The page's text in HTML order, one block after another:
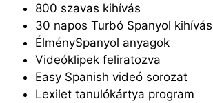
800 szavas kihívás
30 napos Turbó Spanyol kihívás
ÉlménySpanyol anyagok
Videóklipek feliratozva
Easy Spanish videó sorozat
Lexilet tanulókártya program